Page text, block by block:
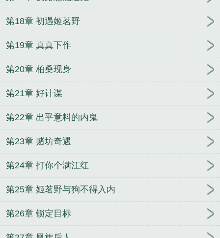
第18章 初遇姬茗野
第19章 真真下作
第20章 柏桑现身
第21章 好计谋
第22章 出乎意料的内鬼
第23章 赌坊奇遇
第24章 打你个满江红
第25章 姬茗野与狗不得入内
第26章 锁定目标